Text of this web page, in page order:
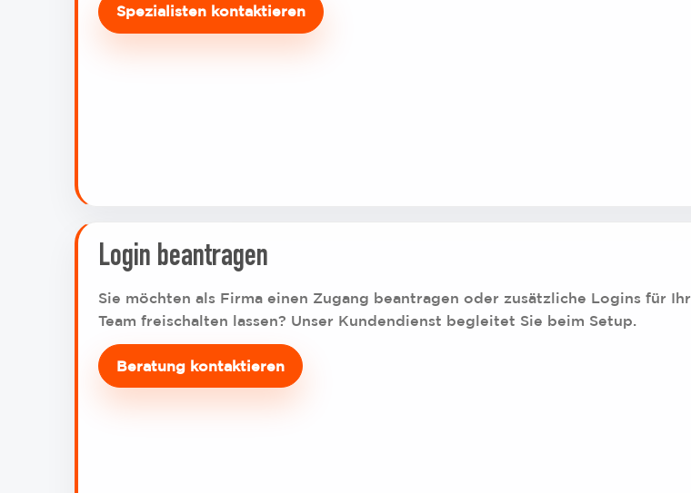
Spezialisten kontaktieren
Login beantragen
Sie möchten als Firma einen Zugang beantragen oder zusätzliche Logins für Ihr
Team freischalten lassen? Unser Kundendienst begleitet Sie beim Setup.
Beratung kontaktieren